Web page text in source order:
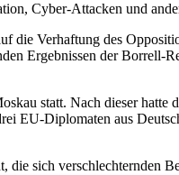
Cyber-Attacken und
die Verhaftung des
Ergebnissen der Borrell-
statt. Nach dieser hatte
EU-Diplomaten aus
sich verschlechternden